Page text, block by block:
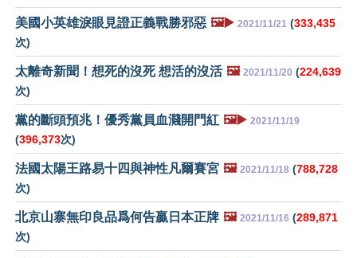
美國小英雄淚眼見證正義戰勝邪惡 🖼️▶️ 2021/11/21 (333,435
次)
太離奇新聞！想死的沒死 想活的沒活 🖼️ 2021/11/20 (224,639
次)
黨的斷頭預兆！優秀黨員血濺開門紅 🖼️▶️ 2021/11/19
(396,373次)
法國太陽王路易十四與神性凡爾賽宮 🖼️ 2021/11/18 (788,728
次)
北京山寨無印良品爲何告贏日本正牌 🖼️ 2021/11/16 (289,871
次)